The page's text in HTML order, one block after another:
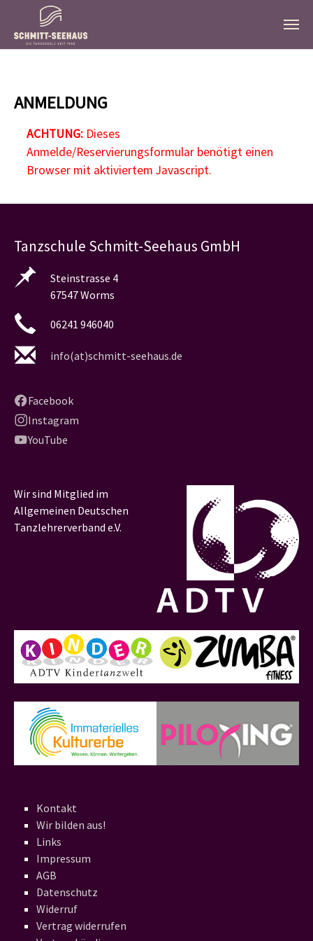
ANMELDUNG
ACHTUNG:Dieses
Anmelde/Reservierungsformular benötigt einen
Browser mit aktiviertem Javascript.
Tanzschule Schmitt-Seehaus GmbH
Steinstrasse 4
67547 Worms
06241 946040
info(at)schmitt-seehaus.de
Facebook
Instagram
YouTube
Wir sind Mitglied im
Allgemeinen Deutschen
Tanzlehrerverband e.V.
Kontakt
Wir bilden aus!
Links
Impressum
AGB
Datenschutz
Widerruf
Vertrag widerrufen